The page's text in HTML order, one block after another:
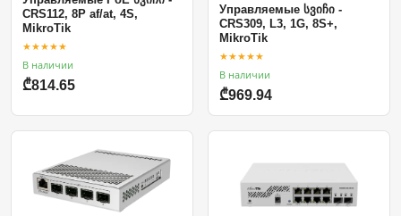
CRS112, 8P af/at, 4S,
MikroTik
★★★★★
В наличии
₾814.65
Управляемые სვიჩი -
CRS309, L3, 1G, 8S+,
MikroTik
★★★★★
В наличии
₾969.94